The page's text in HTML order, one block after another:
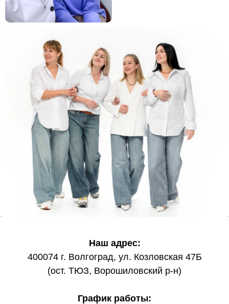
Наш адрес:
400074 г. Волгоград, ул. Козловская 47Б
(ост. ТЮЗ, Ворошиловский р-н)
График работы: